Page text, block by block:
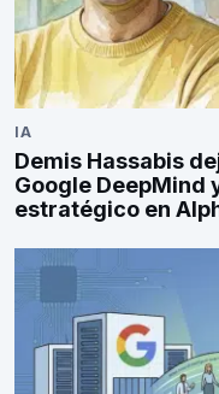
IA
Demis Hassabis
Google DeepMind
estratégico en